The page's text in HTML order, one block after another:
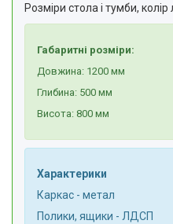
Розміри стола і тумби,
Габаритні розміри:
Довжина: 1200 мм
Глибина: 500 мм
Висота: 800 мм
Характерики
Каркас - метал
Полики, ящики - ЛДСП